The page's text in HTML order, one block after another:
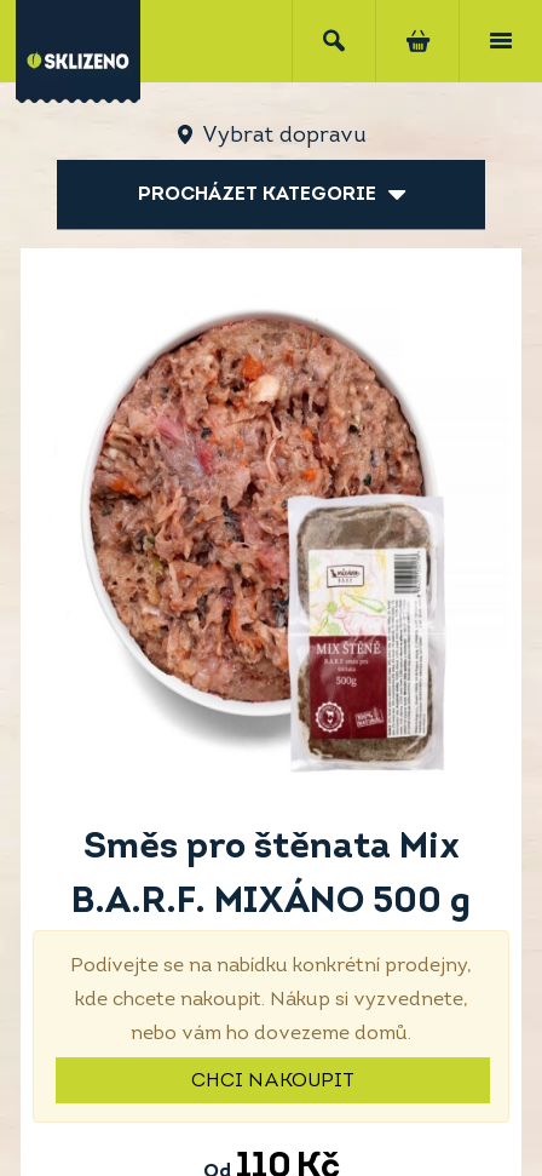
Vybrat dopravu
PROCHÁZET KATEGORIE
Směs pro štěnata Mix
B.A.R.F. MIXÁNO 500 g
Podívejte se na nabídku konkrétní prodejny,
kde chcete nakoupit. Nákup si vyzvednete,
nebo vám ho dovezeme domů.
CHCI NAKOUPIT